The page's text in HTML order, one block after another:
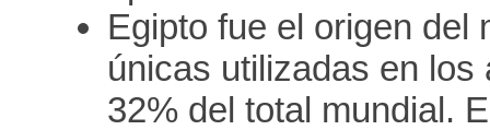
Egipto fue el origen del
únicas utilizadas en
32% del total mundial.